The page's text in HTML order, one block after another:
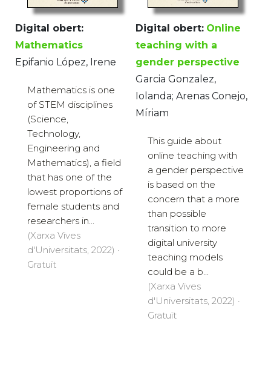
Digital obert:
Mathematics
Epifanio López, Irene
Mathematics is one
of STEM disciplines
(Science,
Technology,
Engineering and
Mathematics), a field
that has one of the
lowest proportions of
female students and
researchers in...
(Xarxa Vives
d'Universitats, 2022) ·
Gratuït
Digital obert: Online
teaching with a
gender perspective
Garcia Gonzalez,
Iolanda; Arenas Conejo,
Míriam
This guide about
online teaching with
a gender perspective
is based on the
concern that a more
than possible
transition to more
digital university
teaching models
could be a b...
(Xarxa Vives
d'Universitats, 2022) ·
Gratuït